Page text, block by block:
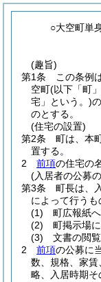
○大空町単
(趣旨)
第1条
この条例
空町(以下「町
宅」という。)
のとする。
(住宅の設置)
第2条
町は、本
置する。
2
前項の住宅の
(入居者の公募
第3条
町長は、
によって行うも
(1)
町広報紙
(2)
町掲示場
(3)
文書の閲覧
2
前項の公募に
数、規格、家
略、入居時期そ